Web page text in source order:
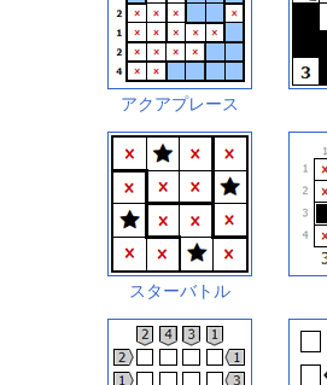
アクアプレース
スターバトル